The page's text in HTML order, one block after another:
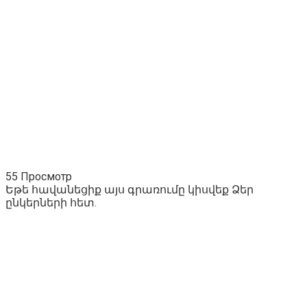
55 Просмотр
Եթե հավանեցիք այս գրառումը կիսվեք Ձեր
ընկերների հետ.